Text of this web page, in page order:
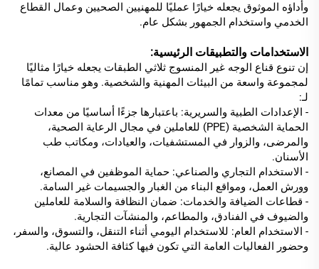
وأداؤه الموثوق يجعله خيارًا عمليًا للمهنيين الصحيين وعمال القطاع
الخدمي واستخدام الجمهور بشكل عام.
الاستخدامات والتطبيقات الرئيسية:
إن تنوع قناع الوجه غير المنسوج ثلاثي الطبقات يجعله خيارًا مثاليًا
لمجموعة واسعة من البيئات المهنية والشخصية. وهو مناسب تمامًا
لـ:
- الإعدادات الطبية والسريرية: باعتبارها جزءًا أساسيًا من معدات
الحماية الشخصية (PPE) للعاملين في مجال الرعاية الصحية،
والمرضى، والزوار في المستشفيات، والعيادات، ومكاتب طب
الأسنان.
- الاستخدام التجاري والصناعي: حماية الموظفين في المصانع،
وورش العمل، ومواقع البناء من الغبار والجسيمات غير السامة.
- قطاعات الضيافة والخدمات: ضمان النظافة والسلامة للعاملين
والضيوف في الفنادق، والمطاعم، والمنشآت التجارية.
- الاستخدام العام: للاستخدام اليومي أثناء التنقل، والتسوق، والسفر،
وحضور الفعاليات العامة التي تكون فيها كثافة الحشود عالية.